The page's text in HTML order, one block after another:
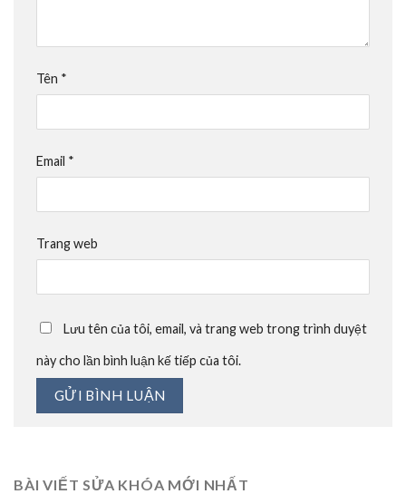
Tên *
Email *
Trang web
Lưu tên của tôi, email, và trang web trong trình duyệt
này cho lần bình luận kế tiếp của tôi.
BÀI VIẾT SỬA KHÓA MỚI NHẤT